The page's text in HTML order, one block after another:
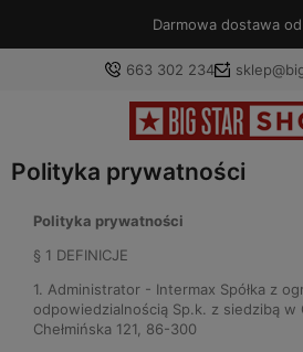
Darmowa dostawa od
663 302 234
Polityka prywatności
Polityka prywatności
§ 1 DEFINICJE
1. Administrator - Intermax Spółka z
odpowiedzialnością Sp.k. z siedzibą w
Chełmińska 121, 86-300